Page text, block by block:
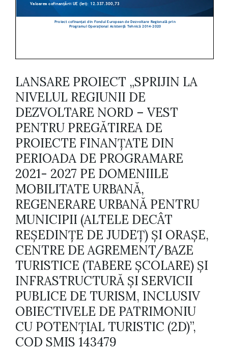
LANSARE PROIECT „SPRIJIN LA
NIVELUL REGIUNII DE
DEZVOLTARE NORD – VEST
PENTRU PREGĂTIREA DE
PROIECTE FINANȚATE DIN
PERIOADA DE PROGRAMARE
2021- 2027 PE DOMENIILE
MOBILITATE URBANĂ,
REGENERARE URBANĂ PENTRU
MUNICIPII (ALTELE DECÂT
REȘEDINȚE DE JUDEȚ) ŞI ORAȘE,
CENTRE DE AGREMENT/BAZE
TURISTICE (TABERE ȘCOLARE) ȘI
INFRASTRUCTURĂ ȘI SERVICII
PUBLICE DE TURISM, INCLUSIV
OBIECTIVELE DE PATRIMONIU
CU POTENȚIAL TURISTIC (2D)”,
COD SMIS 143479